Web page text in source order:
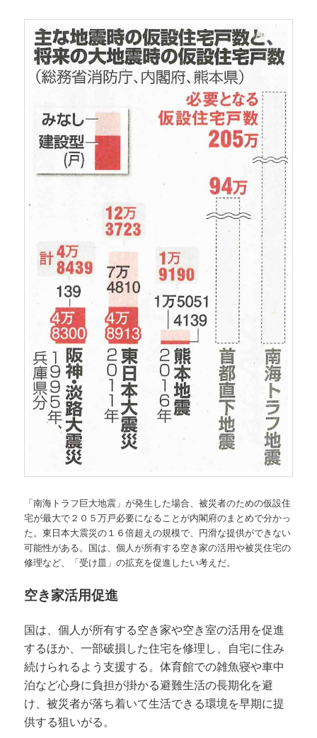
「南海トラフ巨大地震」が発生した場合、被災者のための仮設住
宅が最大で２０５万戸必要になることが内閣府のまとめで分かっ
た。東日本大震災の１６倍超えの規模で、円滑な提供ができない
可能性がある。国は、個人が所有する空き家の活用や被災住宅の
修理など、「受け皿」の拡充を促進したい考えだ。
空き家活用促進
国は、個人が所有する空き家や空き室の活用を促進
するほか、一部破損した住宅を修理し、自宅に住み
続けられるよう支援する。体育館での雑魚寝や車中
泊など心身に負担が掛かる避難生活の長期化を避
け、被災者が落ち着いて生活できる環境を早期に提
供する狙いがる。